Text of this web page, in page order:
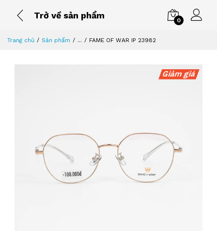
Trở về sản phẩm
0
Trang chủ Sản phẩm ... FAME OF WAR IP 23982
Giảm giá